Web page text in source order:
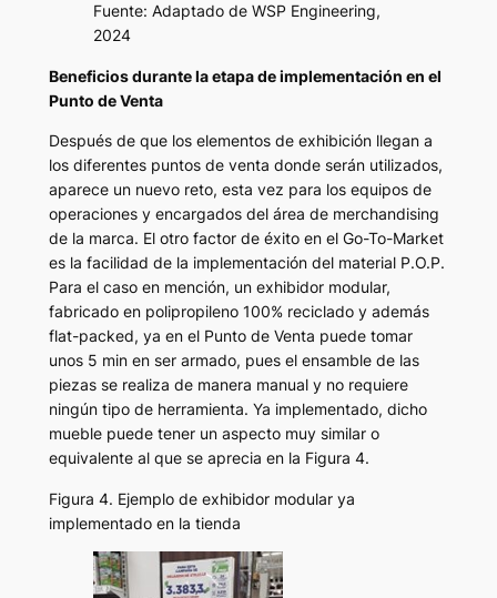
Fuente: Adaptado de WSP Engineering,
2024
Beneficios durante la etapa de implementación en el
Punto de Venta
Después de que los elementos de exhibición llegan a
los diferentes puntos de venta donde serán utilizados,
aparece un nuevo reto, esta vez para los equipos de
operaciones y encargados del área de merchandising
de la marca. El otro factor de éxito en el Go-To-Market
es la facilidad de la implementación del material P.O.P.
Para el caso en mención, un exhibidor modular,
fabricado en polipropileno 100% reciclado y además
flat-packed, ya en el Punto de Venta puede tomar
unos 5 min en ser armado, pues el ensamble de las
piezas se realiza de manera manual y no requiere
ningún tipo de herramienta. Ya implementado, dicho
mueble puede tener un aspecto muy similar o
equivalente al que se aprecia en la Figura 4.
Figura 4. Ejemplo de exhibidor modular ya
implementado en la tienda